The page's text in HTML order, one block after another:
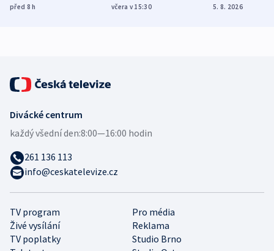
ukázala
před 8h
různých zemí
včera v 15:30
dohodu o
5. 8. 2026
TV program
Pro média
Živé vysílání
Reklama
TV poplatky
Studio Brno
Divácké centrum
každý všední den:8:00—16:00 hodin
261 136 113
info@ceskatelevize.cz